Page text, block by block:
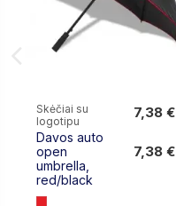
Skėčiai su
logotipu
Davos auto
open
umbrella,
red/black
7,38 €
7,38 €